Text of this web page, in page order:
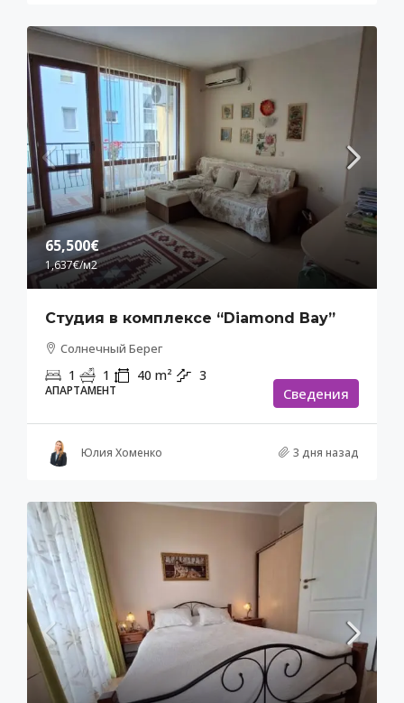
65,500€
1,637€/м2
Студия в комплексе “Diamond Bay”
Солнечный Берег
1 1 40 m² 3
АПАРТАМЕНТ Cведения
Юлия Хоменко 3 дня назад